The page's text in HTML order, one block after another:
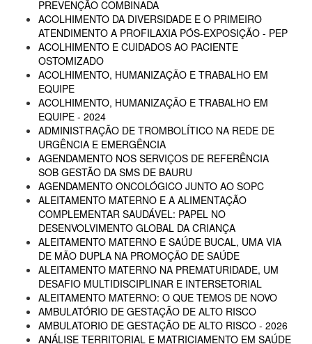
PREVENÇÃO COMBINADA
ACOLHIMENTO DA DIVERSIDADE E O PRIMEIRO
ATENDIMENTO A PROFILAXIA PÓS-EXPOSIÇÃO - PEP
ACOLHIMENTO E CUIDADOS AO PACIENTE
OSTOMIZADO
ACOLHIMENTO, HUMANIZAÇÃO E TRABALHO EM
EQUIPE
ACOLHIMENTO, HUMANIZAÇÃO E TRABALHO EM
EQUIPE - 2024
ADMINISTRAÇÃO DE TROMBOLÍTICO NA REDE DE
URGÊNCIA E EMERGÊNCIA
AGENDAMENTO NOS SERVIÇOS DE REFERÊNCIA
SOB GESTÃO DA SMS DE BAURU
AGENDAMENTO ONCOLÓGICO JUNTO AO SOPC
ALEITAMENTO MATERNO E A ALIMENTAÇÃO
COMPLEMENTAR SAUDÁVEL: PAPEL NO
DESENVOLVIMENTO GLOBAL DA CRIANÇA
ALEITAMENTO MATERNO E SAÚDE BUCAL, UMA VIA
DE MÃO DUPLA NA PROMOÇÃO DE SAÚDE
ALEITAMENTO MATERNO NA PREMATURIDADE, UM
DESAFIO MULTIDISCIPLINAR E INTERSETORIAL
ALEITAMENTO MATERNO: O QUE TEMOS DE NOVO
AMBULATÓRIO DE GESTAÇÃO DE ALTO RISCO
AMBULATORIO DE GESTAÇÃO DE ALTO RISCO - 2026
ANÁLISE TERRITORIAL E MATRICIAMENTO EM SAÚDE